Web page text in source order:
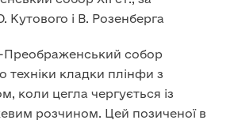
Кутового і В. Розенберга
Преображенський собор
техніки кладки плінфи з
коли цегла чергується із
розчином. Цей позиченої в